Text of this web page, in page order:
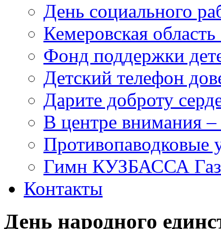
День социального
Кемеровская
Фонд поддержки
Детский телефон
Дарите доброту
В центре внимания –
Противопаводковые
Гимн КУЗБАССА
Контакты
День народного